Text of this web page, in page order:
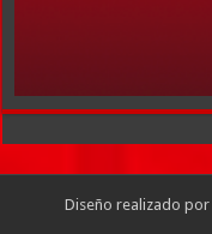
Diseño realizado por